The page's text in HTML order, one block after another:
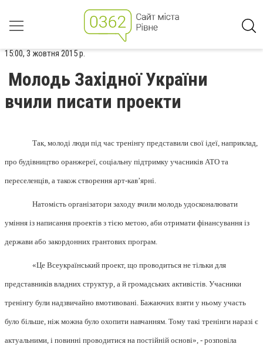
15:00, 3 жовтня 2015 р.
Молодь Західної України
вчили писати проекти
Так, молоді люди під час тренінгу представили свої ідеї, наприклад,
про будівництво оранжереї, соціальну підтримку учасників АТО та
переселенців, а також створення арт-кав’ярні.
Натомість організатори заходу вчили молодь удосконалювати
уміння із написання проектів з тією метою, аби отримати фінансування із
держави або закордонних грантових програм.
«Це Всеукраїнський проект, що проводиться не тільки для
представників владних структур, а й громадських активістів. Учасники
тренінгу були надзвичайно вмотивовані. Бажаючих взяти у ньому участь
було більше, ніж можна було охопити навчанням. Тому такі тренінги наразі є
актуальними, і повинні проводитися на постійній основі», - розповіла